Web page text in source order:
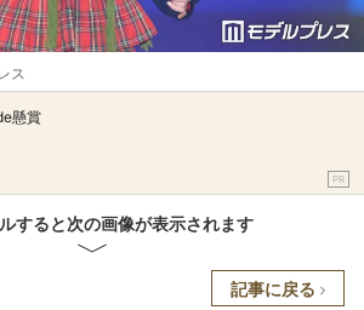
ス
懸賞
PR
すると次の画像が表示されます
記事に戻る